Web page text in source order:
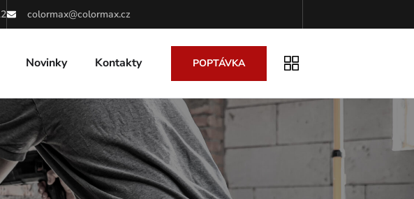
colormax@colormax.cz
Novinky Kontakty POPTÁVKA